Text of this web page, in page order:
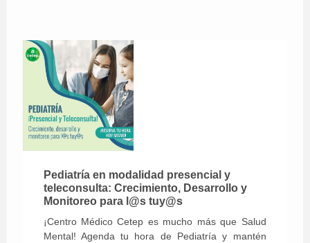
Pediatría en modalidad presencial y
teleconsulta: Crecimiento, Desarrollo y
Monitoreo para l@s tuy@s
¡Centro Médico Cetep es mucho más que Salud
Mental! Agenda tu hora de Pediatría y mantén